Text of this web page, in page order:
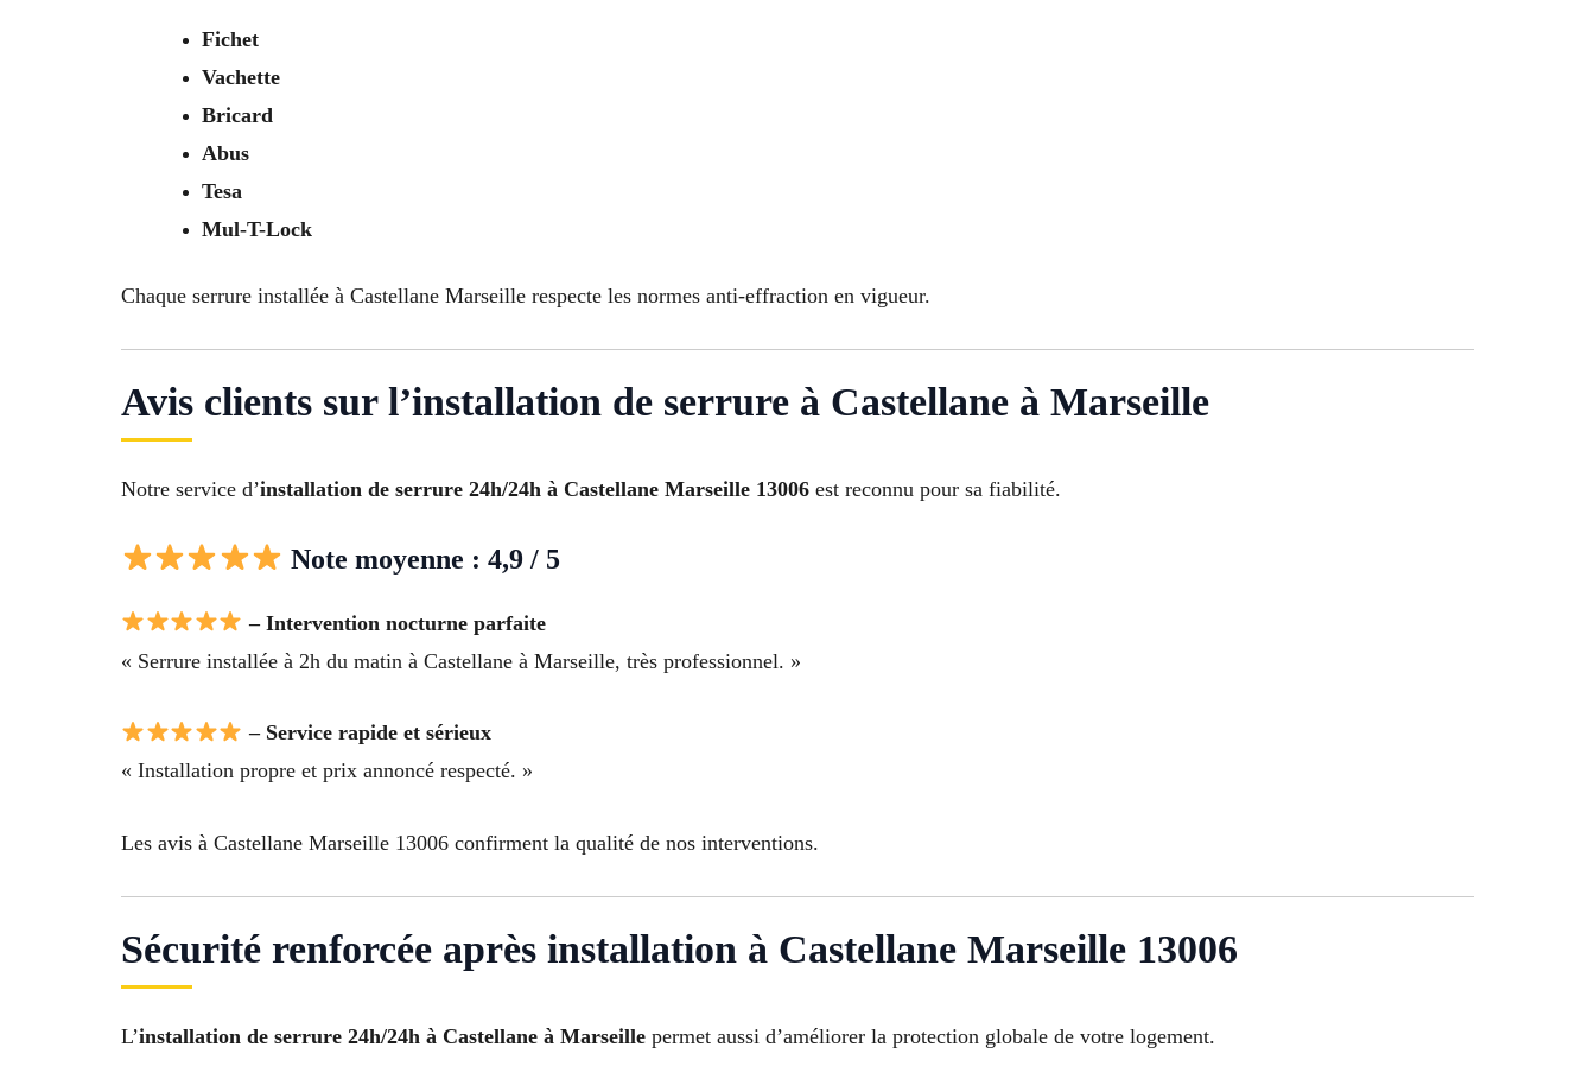
Fichet
Vachette
Bricard
Abus
Tesa
Mul-T-Lock
Chaque serrure installée à Castellane Marseille respecte les normes anti-effraction en vigueur.
Avis clients sur l’installation de serrure à Castellane à Marseille
Notre service d’installation de serrure 24h/24h à Castellane Marseille 13006 est reconnu pour sa fiabilité.
Note moyenne : 4,9 / 5
– Intervention nocturne parfaite
« Serrure installée à 2h du matin à Castellane à Marseille, très professionnel. »
– Service rapide et sérieux
« Installation propre et prix annoncé respecté. »
Les avis à Castellane Marseille 13006 confirment la qualité de nos interventions.
Sécurité renforcée après installation à Castellane Marseille 13006
L’installation de serrure 24h/24h à Castellane à Marseille permet aussi d’améliorer la protection globale de votre logement.